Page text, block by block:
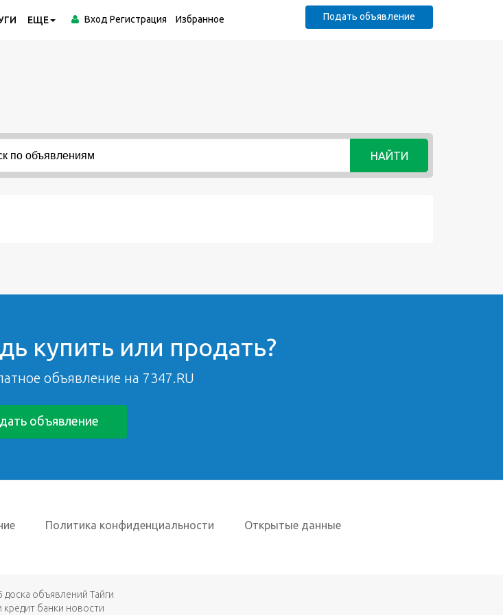
ЕЩЕ Вход Регистрация Избранное Подать объявление
НАЙТИ
купить или продать?
объявление на 7347.RU
объявление
Политика конфиденциальности Открытые данные
доска объявлений Тайги
кредит банки новости